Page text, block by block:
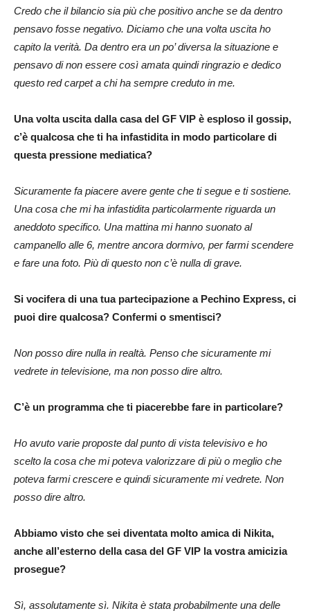
Credo che il bilancio sia più che positivo anche se da dentro
pensavo fosse negativo. Diciamo che una volta uscita ho
capito la verità. Da dentro era un po’ diversa la situazione e
pensavo di non essere così amata quindi ringrazio e dedico
questo red carpet a chi ha sempre creduto in me.
Una volta uscita dalla casa del GF VIP è esploso il gossip,
c’è qualcosa che ti ha infastidita in modo particolare di
questa pressione mediatica?
Sicuramente fa piacere avere gente che ti segue e ti sostiene.
Una cosa che mi ha infastidita particolarmente riguarda un
aneddoto specifico. Una mattina mi hanno suonato al
campanello alle 6, mentre ancora dormivo, per farmi scendere
e fare una foto. Più di questo non c’è nulla di grave.
Si vocifera di una tua partecipazione a Pechino Express, ci
puoi dire qualcosa? Confermi o smentisci?
Non posso dire nulla in realtà. Penso che sicuramente mi
vedrete in televisione, ma non posso dire altro.
C’è un programma che ti piacerebbe fare in particolare?
Ho avuto varie proposte dal punto di vista televisivo e ho
scelto la cosa che mi poteva valorizzare di più o meglio che
poteva farmi crescere e quindi sicuramente mi vedrete. Non
posso dire altro.
Abbiamo visto che sei diventata molto amica di Nikita,
anche all’esterno della casa del GF VIP la vostra amicizia
prosegue?
Sì, assolutamente sì. Nikita è stata probabilmente una delle